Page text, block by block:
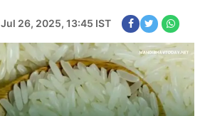
Jul 26, 2025, 13:45 IST